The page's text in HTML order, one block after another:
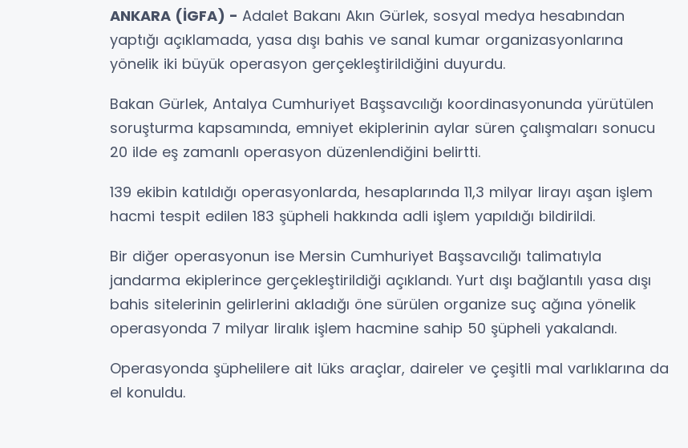
ANKARA (İGFA) - Adalet Bakanı Akın Gürlek, sosyal medya hesabından
yaptığı açıklamada, yasa dışı bahis ve sanal kumar organizasyonlarına
yönelik iki büyük operasyon gerçekleştirildiğini duyurdu.
Bakan Gürlek, Antalya Cumhuriyet Başsavcılığı koordinasyonunda yürütülen
soruşturma kapsamında, emniyet ekiplerinin aylar süren çalışmaları sonucu
20 ilde eş zamanlı operasyon düzenlendiğini belirtti.
139 ekibin katıldığı operasyonlarda, hesaplarında 11,3 milyar lirayı aşan işlem
hacmi tespit edilen 183 şüpheli hakkında adli işlem yapıldığı bildirildi.
Bir diğer operasyonun ise Mersin Cumhuriyet Başsavcılığı talimatıyla
jandarma ekiplerince gerçekleştirildiği açıklandı. Yurt dışı bağlantılı yasa dışı
bahis sitelerinin gelirlerini akladığı öne sürülen organize suç ağına yönelik
operasyonda 7 milyar liralık işlem hacmine sahip 50 şüpheli yakalandı.
Operasyonda şüphelilere ait lüks araçlar, daireler ve çeşitli mal varlıklarına da
el konuldu.